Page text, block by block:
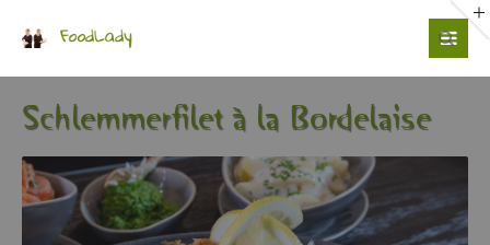
Passwort
Schlem­mer­fi­let à la Bor­de­lai­se